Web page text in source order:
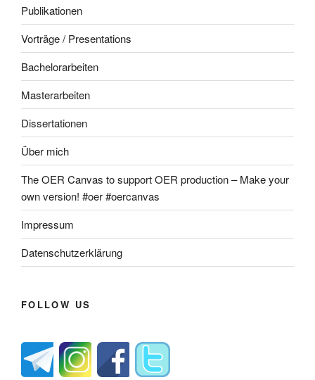
Publikationen
Vorträge / Presentations
Bachelorarbeiten
Masterarbeiten
Dissertationen
Über mich
The OER Canvas to support OER production – Make your
own version! #oer #oercanvas
Impressum
Datenschutzerklärung
FOLLOW US